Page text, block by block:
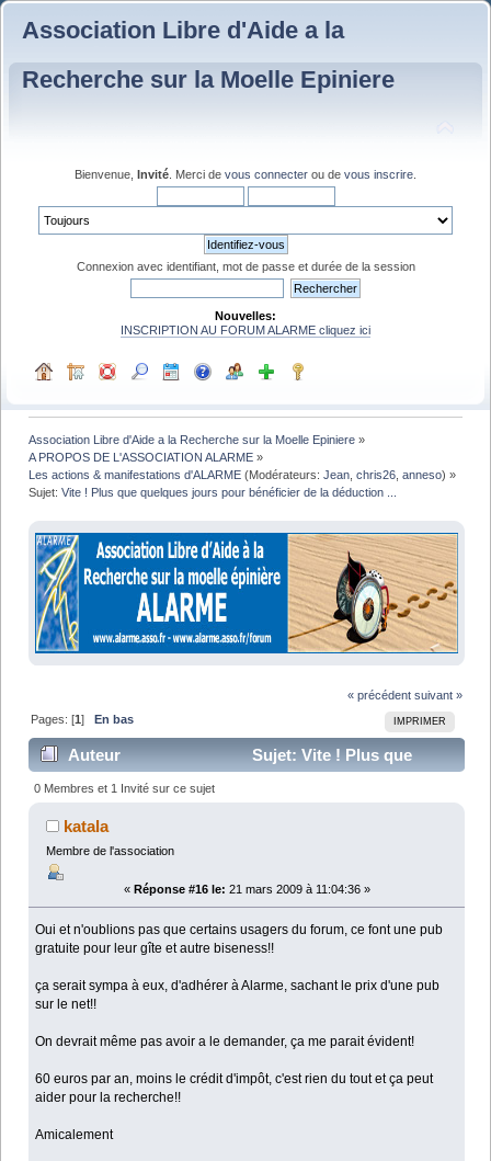
Association Libre d'Aide a la
Recherche sur la Moelle Epiniere
Bienvenue, Invité . Merci de vous connecter ou de vous inscrire
Connexion avec identifiant, mot de passe et durée de la session
Nouvelles:
INSCRIPTION AU FORUM ALARME cliquez ici
Association Libre d'Aide a la Recherche sur la Moelle Epiniere »
A PROPOS DE L'ASSOCIATION ALARME »
Les actions & manifestations d'ALARME (Modérateurs:Jean ,chris26 ,anneso) »
Sujet:Vite ! Plus que quelques jours pour bénéficier de la déduction ...
« précédent suivant »
IMPRIMER
Pages: [1] En bas
Auteur
Sujet: Vite ! Plus que
quelques jours pour bénéficier de la déduction ... (Lu
18484 fois)
0 Membres et 1 Invité sur ce sujet
katala
Membre de l'association
« Réponse #16 le: 21 mars 2009 à 11:04:36 »
Oui et n'oublions pas que certains usagers du forum, ce font une pub
gratuite pour leur gîte et autre biseness!!
ça serait sympa à eux, d'adhérer à Alarme, sachant le prix d'une pub
sur le net!!
On devrait même pas avoir a le demander, ça me parait évident!
60 euros par an, moins le crédit d'impôt, c'est rien du tout et ça peut
aider pour la recherche!!
Amicalement